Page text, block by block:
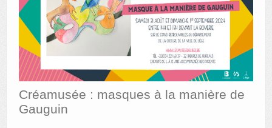
FONDS PATRIMONIAUX
AUTRES LIEUX
ANIMATIONS DES MUSÉES
PUBLICATIONS
LES APPELS À PROJETS
Créamusée : masques à la manière de
Gauguin